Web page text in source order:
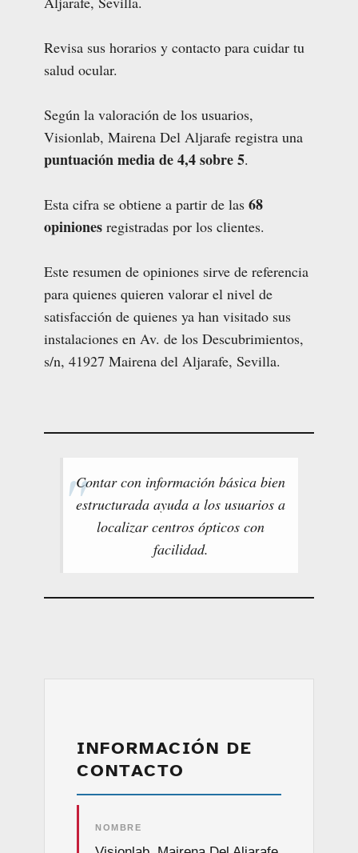
Revisa sus horarios y contacto para cuidar tu
salud ocular.
Según la valoración de los usuarios,
Visionlab, Mairena Del Aljarafe registra una
puntuación media de 4,4 sobre 5.
Esta cifra se obtiene a partir de las 68
opiniones registradas por los clientes.
Este resumen de opiniones sirve de referencia
para quienes quieren valorar el nivel de
satisfacción de quienes ya han visitado sus
instalaciones en Av. de los Descubrimientos,
s/n, 41927 Mairena del Aljarafe, Sevilla.
Contar con información básica bien
estructurada ayuda a los usuarios a
localizar centros ópticos con
facilidad.
INFORMACIÓN DE
CONTACTO
NOMBRE